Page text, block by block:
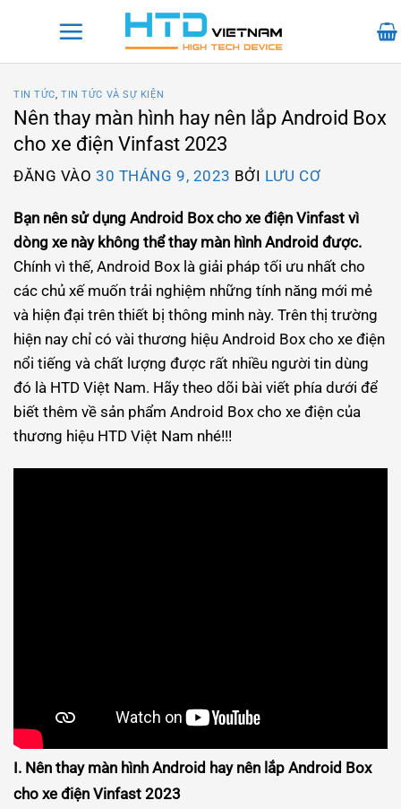
TIN TỨC,TIN TỨC VÀ SỰ KIỆN
Nên thay màn hình hay nên lắp Android Box
cho xe điện Vinfast 2023
ĐĂNG VÀO30 THÁNG 9, 2023 BỞI LƯU CƠ
Bạn nên sử dụng Android Box cho xe điện Vinfast vì
dòng xe này không thể thay màn hình Android được.
Chính vì thế, Android Box là giải pháp tối ưu nhất cho
các chủ xế muốn trải nghiệm những tính năng mới mẻ
và hiện đại trên thiết bị thông minh này. Trên thị trường
hiện nay chỉ có vài thương hiệu Android Box cho xe điện
nổi tiếng và chất lượng được rất nhiều người tin dùng
đó là HTD Việt Nam. Hãy theo dõi bài viết phía dưới để
biết thêm về sản phẩm Android Box cho xe điện của
thương hiệu HTD Việt Nam nhé!!!
I. Nên thay màn hình Android hay nên lắp Android Box
cho xe điện Vinfast 2023